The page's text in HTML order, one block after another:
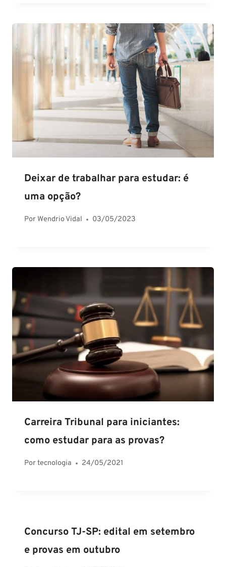
Deixar de trabalhar para estudar: é
uma opção?
PorWendrio Vidal 03/05/2023
Carreira Tribunal para iniciantes:
como estudar para as provas?
Portecnologia 24/05/2021
Concurso TJ-SP: edital em setembro
e provas em outubro